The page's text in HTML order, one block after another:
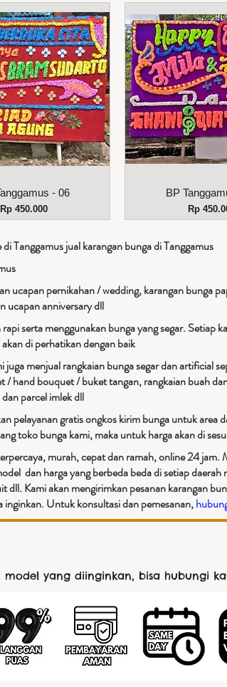
Cepat- 06
Harga
Rp 450.000
Tampilan
BP
Harga
Rp
Tanggamus jual karangan bunga di Tanggamus
ucapan pernikahan / wedding, karangan bunga
ucapan anniversary dll
serta menggunakan bunga yang segar. Setiap
di perhatikan dengan baik
menjual rangkaian bunga segar dan artificial
/ hand bouquet / buket tangan, rangkaian buah
parcel imlek dll
pelayanan gratis ongkos kirim bunga untuk area
toko bunga kami, maka untuk harga akan di
murah, cepat dan ramah, online 24 jam.
dan harga yang berbeda beda di setiap
Kami akan mengirimkan pesanan karangan
Untuk konsultasi dan pemesanan,
model yang diinginkan, bisa hubungi